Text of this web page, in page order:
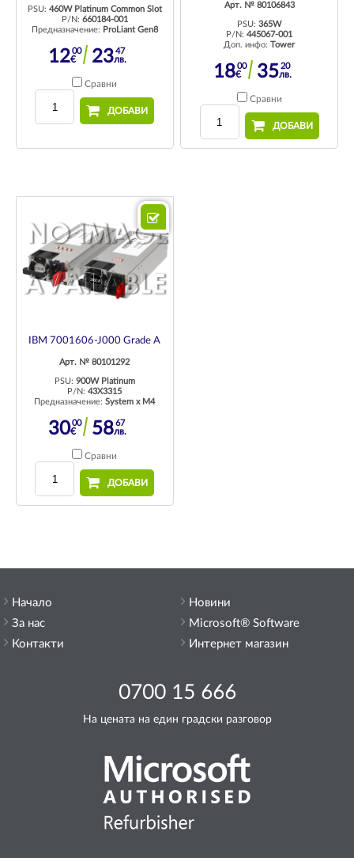
PSU: 460W Platinum Common Slot
P/N: 660184-001
Предназначение: ProLiant Gen8
1200
€ 2347
лв.
Сравни
ДОБАВИ
Арт. № 80106843
PSU:365W
P/N:445067-001
Доп. инфо:
Tower
1800
€ 3520
лв.
Сравни
ДОБАВИ
IBM 7001606-J000 Grade A
Арт. № 80101292
PSU: 900W Platinum
P/N:43X3315
Предназначение:System x M4
3000
€ 5867
лв.
Сравни
ДОБАВИ
Начало
За нас
Контакти
0700 15 666
На цената на един градски разговор
Новини
Microsoft® Software
Интернет магазин